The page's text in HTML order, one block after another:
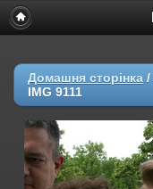
Домашня сторінка /
IMG 9111